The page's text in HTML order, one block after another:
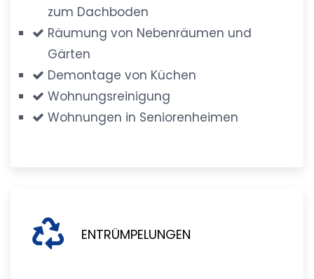
zum Dachboden
Räumung von Nebenräumen und
Gärten
Demontage von Küchen
Wohnungsreinigung
Wohnungen in Seniorenheimen
ENTRÜMPELUNGEN